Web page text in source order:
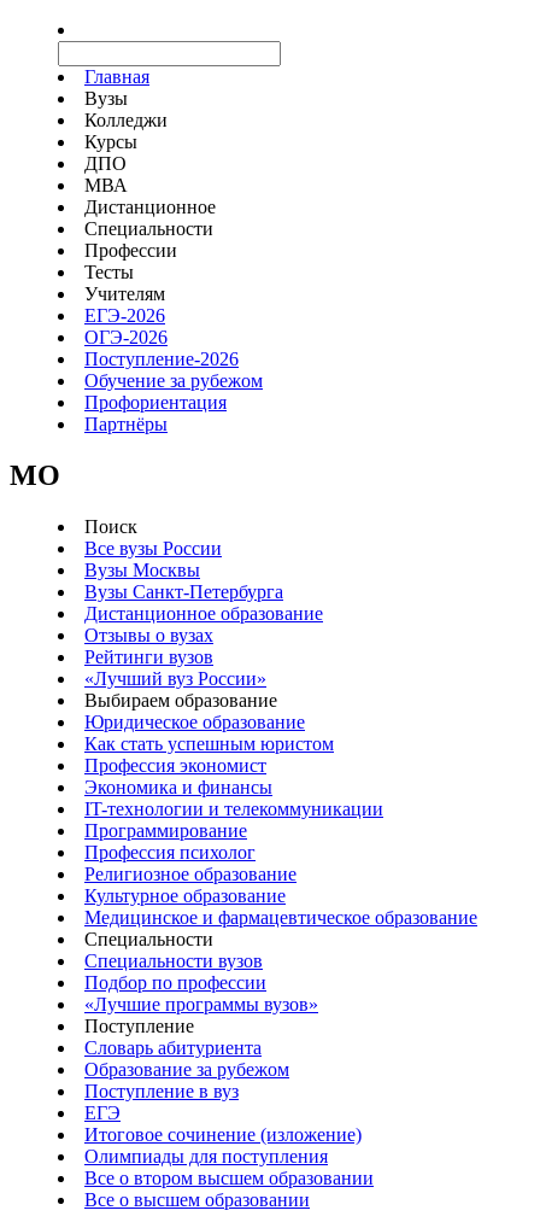
Главная
Вузы
Колледжи
Курсы
ДПО
МВА
Дистанционное
Специальности
Профессии
Тесты
Учителям
ЕГЭ-2026
ОГЭ-2026
Поступление-2026
Обучение за рубежом
Профориентация
Партнёры
MO
Поиск
Все вузы России
Вузы Москвы
Вузы Санкт-Петербурга
Дистанционное образование
Отзывы о вузах
Рейтинги вузов
«Лучший вуз России»
Выбираем образование
Юридическое образование
Как стать успешным юристом
Профессия экономист
Экономика и финансы
IT-технологии и телекоммуникации
Программирование
Профессия психолог
Религиозное образование
Культурное образование
Медицинское и фармацевтическое образование
Специальности
Специальности вузов
Подбор по профессии
«Лучшие программы вузов»
Поступление
Словарь абитуриента
Образование за рубежом
Поступление в вуз
ЕГЭ
Итоговое сочинение (изложение)
Олимпиады для поступления
Все о втором высшем образовании
Все о высшем образовании